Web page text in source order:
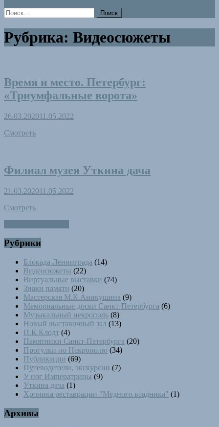
Найти:
Рубрика: Видеосюжеты
Время и место. Петербург:
«Триумфальные ворота»
26.03.202011.05.2022
Смотреть
Филиал музея Уткина дача
21.03.202011.05.2022
Смотреть
Навигация
по
записям
Рубрики
Блокада Ленинграда (14)
Видеосюжеты (22)
Виртуальные выставки (74)
Знаки памяти (20)
Мастерская М.К.Аникушина (9)
Мемориальные доски Санкт-Петербурга (6)
Музыкальный некрополь (8)
Новый выставочный зал (13)
П.К.Клодт (4)
Памятники Санкт-Петербурга (20)
Прогулки по Некрополю (34)
Публикации (69)
Путеводители, экскурсии (7)
У ног Императрицы (9)
Уткина дача (1)
Хроника реставрации "Медного всадника" (1)
Архивы